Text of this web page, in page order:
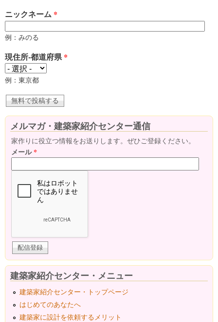
ニックネーム *
例：みのる
現住所-都道府県*
例：東京都
メルマガ・建築家紹介センター通信
家作りに役立つ情報をお送りします。ぜひご登録ください。
メール*
建築家紹介センター・メニュー
建築家紹介センター・トップページ
はじめてのあなたへ
建築家に設計を依頼するメリット